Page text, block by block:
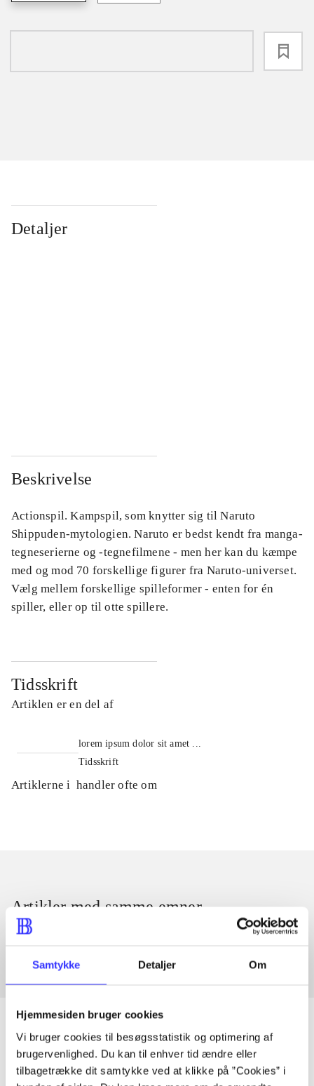
Samtykke Detaljer Om
Hjemmesiden bruger cookies
Vi bruger cookies til besøgsstatistik og optimering af
brugervenlighed. Du kan til enhver tid ændre eller
tilbagetrække dit samtykke ved at klikke på ”Cookies” i
Detaljer
Beskrivelse
Actionspil. Kampspil, som knytter sig til Naruto
Shippuden-mytologien. Naruto er bedst kendt fra manga-
tegneserierne og -tegnefilmene - men her kan du kæmpe
med og mod 70 forskellige figurer fra Naruto-universet.
Vælg mellem forskellige spilleformer - enten for én
spiller, eller op til otte spillere.
Tidsskrift
Artiklen er en del af
lorem ipsum dolor sit amet ...
Tidsskrift
Artiklerne i handler ofte om
Artikler med samme emner
Fra
Artikler